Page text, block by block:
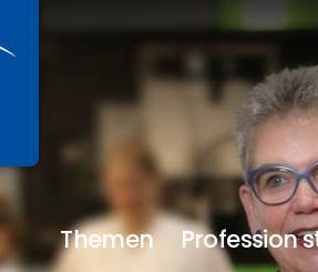
Themen Profession